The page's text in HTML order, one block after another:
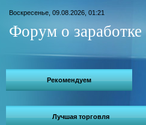
Воскресенье, 09.08.2026, 01:21
Форум о заработке
Рекомендуем
Лучшая торговля